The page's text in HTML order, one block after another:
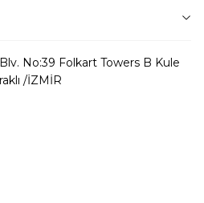
No:39 Folkart Towers B Kule
/İZMİR